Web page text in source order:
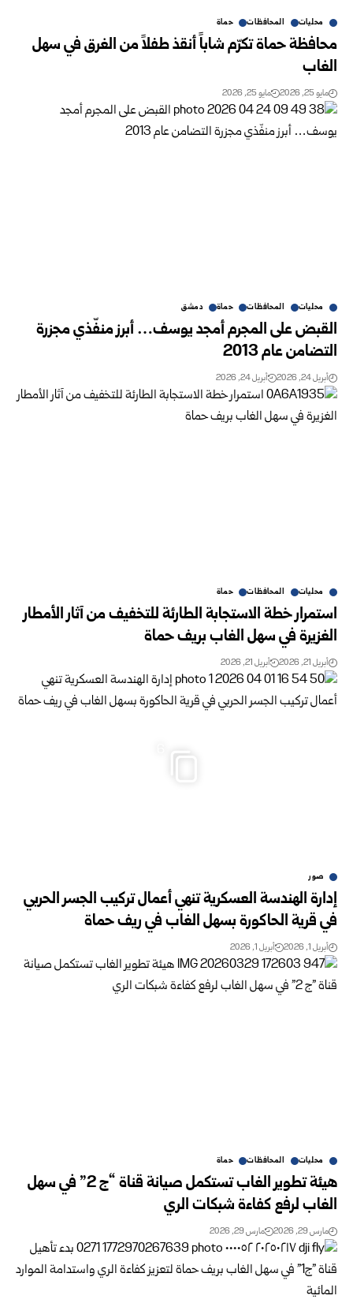
محليات المحافظات حماة
محافظة حماة تكرّم شاباً أنقذ طفلاً من الغرق في سهل
الغاب
مايو 25, 2026 مايو 25, 2026
محليات المحافظات حماة دمشق
القبض على المجرم أمجد يوسف… أبرز منفّذي مجزرة
التضامن عام 2013
أبريل 24, 2026 أبريل 24, 2026
محليات المحافظات حماة
استمرار خطة الاستجابة الطارئة للتخفيف من آثار الأمطار
الغزيرة في سهل الغاب بريف حماة
أبريل 21, 2026 أبريل 21, 2026
صور
إدارة الهندسة العسكرية تنهي أعمال تركيب الجسر الحربي
في قرية الحاكورة بسهل الغاب في ريف حماة
أبريل 1, 2026 أبريل 1, 2026
محليات المحافظات حماة
هيئة تطوير الغاب تستكمل صيانة قناة “ج 2” في سهل
الغاب لرفع كفاءة شبكات الري
مارس 29, 2026 مارس 29, 2026